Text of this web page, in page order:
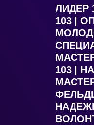
ЛИДЕР
103 |
103 |